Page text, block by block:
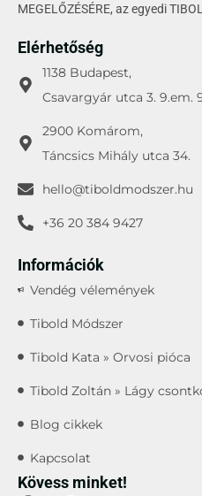
MEGELŐZÉSÉRE, az egyedi
Elérhetőség
1138 Budapest,
Csavargyár utca 3. 9.em.
2900 Komárom,
Táncsics Mihály utca 34.
hello@tiboldmodszer.hu
+36 20 384 9427
Információk
Vendég vélemények
Tibold Módszer
Tibold Kata » Orvosi pióca
Tibold Zoltán » Lágy
Blog cikkek
Kapcsolat
Kövess minket!